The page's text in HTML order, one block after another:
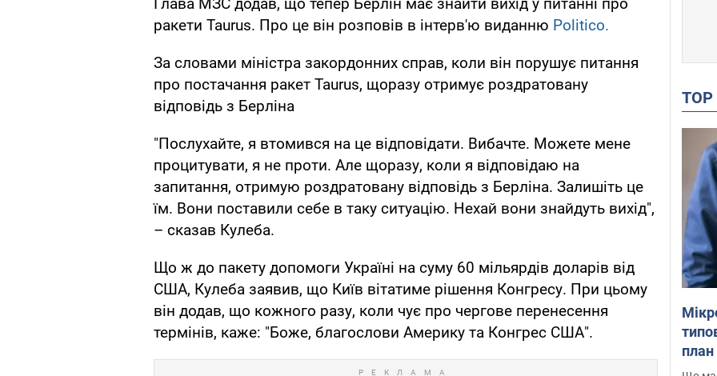
Глава МЗС додав, що тепер Берлін має знайти вихід у питанні про
ракети Taurus. Про це він розповів в інтерв'ю виданню Politico.
За словами міністра закордонних справ, коли він порушує питання
про постачання ракет Taurus, щоразу отримує роздратовану
відповідь з Берліна
"Послухайте, я втомився на це відповідати. Вибачте. Можете мене
процитувати, я не проти. Але щоразу, коли я відповідаю на
запитання, отримую роздратовану відповідь з Берліна. Залишіть це
їм. Вони поставили себе в таку ситуацію. Нехай вони знайдуть вихід",
– сказав Кулеба.
Що ж до пакету допомоги Україні на суму 60 мільярдів доларів від
США, Кулеба заявив, що Київ вітатиме рішення Конгресу. При цьому
він додав, що кожного разу, коли чує про чергове перенесення
термінів, каже: "Боже, благослови Америку та Конгрес США".
план